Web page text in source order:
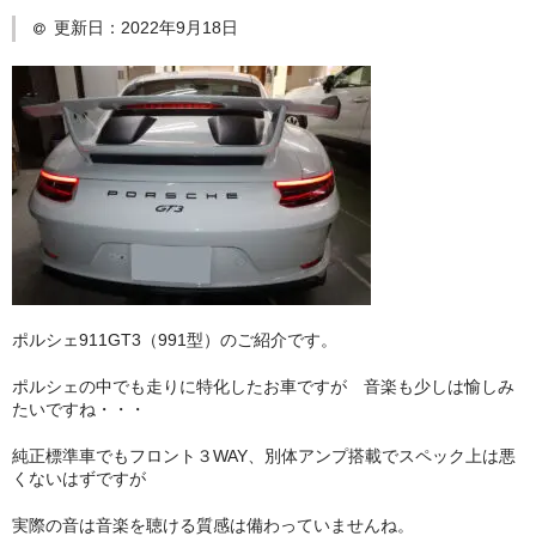
日産
スバル
アクセス
お問い合わせ
更新日： 2022年9月18日
ポルシェ911GT3（991型）のご紹介です。
ポルシェの中でも走りに特化したお車ですが 音楽も少しは愉しみ
たいですね・・・
純正標準車でもフロント３WAY、別体アンプ搭載でスペック上は悪
くないはずですが
実際の音は音楽を聴ける質感は備わっていませんね。